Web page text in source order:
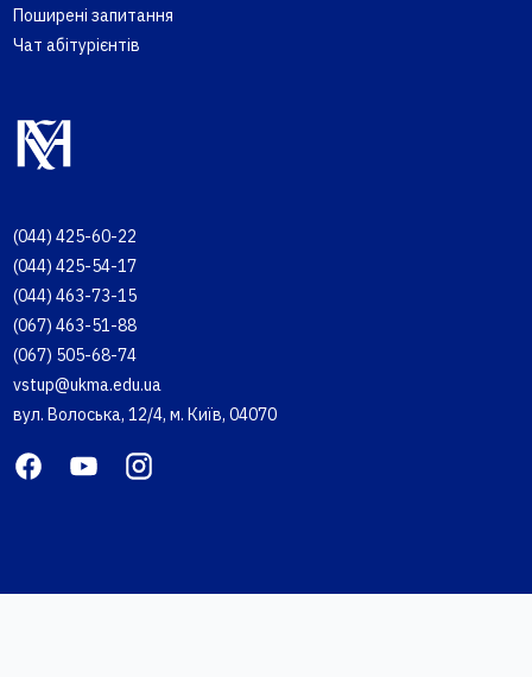
(044) 425-60-22
(044) 425-54-17
(044) 463-73-15
(067) 463-51-88
(067) 505-68-74
vstup@ukma.edu.ua
вул. Волоська, 12/4, м. Київ, 04070
Поширені запитання
Чат абітурієнтів